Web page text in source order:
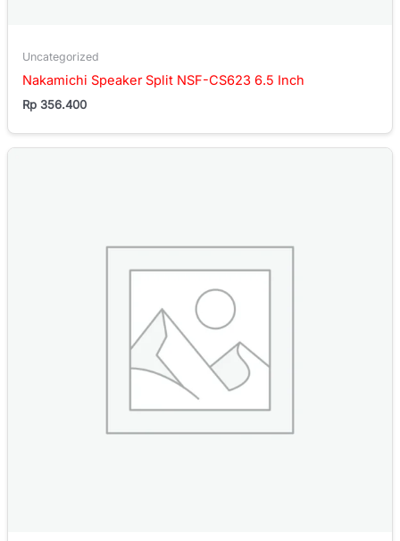
Uncategorized
Nakamichi Speaker Split NSF-CS623 6.5 Inch
Rp 356.400